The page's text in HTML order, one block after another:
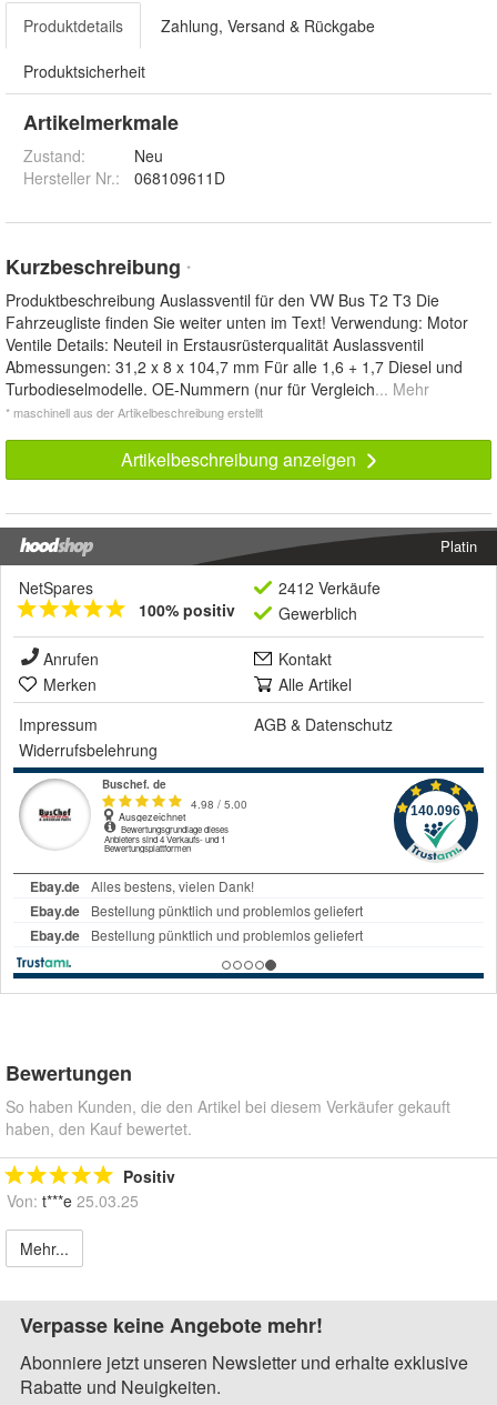
Produktdetails Zahlung, Versand & Rückgabe
Produktsicherheit
Artikelmerkmale
Zustand:
Neu
Hersteller Nr.:
068109611D
Kurzbeschreibung *
Produktbeschreibung Auslassventil für den VW Bus T2 T3 Die
Fahrzeugliste finden Sie weiter unten im Text! Verwendung: Motor
Ventile Details: Neuteil in Erstausrüsterqualität Auslassventil
Abmessungen: 31,2 x 8 x 104,7 mm Für alle 1,6 + 1,7 Diesel und
Turbodieselmodelle. OE-Nummern (nur für Vergleich... Mehr
* maschinell aus der Artikelbeschreibung erstellt
Artikelbeschreibung anzeigen
Platin
NetSpares
100% positiv
2412 Verkäufe
Gewerblich
Anrufen
Kontakt
Merken
Alle Artikel
Impressum
AGB & Datenschutz
Widerrufsbelehrung
Bewertungen
So haben Kunden, die den Artikel bei diesem Verkäufer gekauft
haben, den Kauf bewertet.
Positiv
Von: t***e 25.03.25
Mehr...
Verpasse keine Angebote mehr!
Abonniere jetzt unseren Newsletter und erhalte exklusive
Rabatte und Neuigkeiten.